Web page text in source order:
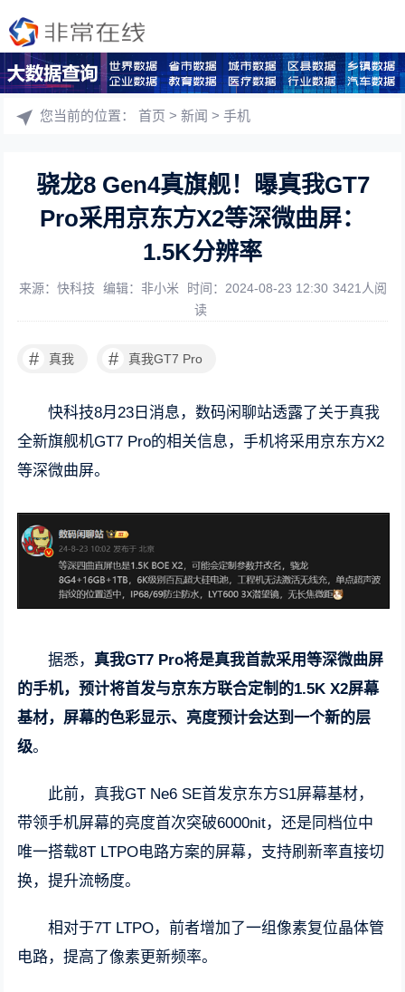
您当前的位置：首页 >新闻 >手机
骁龙8 Gen4真旗舰！曝真我GT7
Pro采用京东方X2等深微曲屏：
1.5K分辨率
来源：快科技 编辑：非小米 时间：2024-08-23 12:30 3421人阅
读
# 真我 # 真我GT7 Pro
快科技8月23日消息，数码闲聊站透露了关于真我
全新旗舰机GT7 Pro的相关信息，手机将采用京东方X2
等深微曲屏。
据悉， 真我GT7 Pro将是真我首款采用等深微曲屏
的手机，预计将首发与京东方联合定制的1.5K X2屏幕
基材，屏幕的色彩显示、亮度预计会达到一个新的层
级。
此前，真我GT Ne6 SE首发京东方S1屏幕基材，
带领手机屏幕的亮度首次突破6000nit，还是同档位中
唯一搭载8T LTPO电路方案的屏幕，支持刷新率直接切
换，提升流畅度。
相对于7T LTPO，前者增加了一组像素复位晶体管
电路，提高了像素更新频率。